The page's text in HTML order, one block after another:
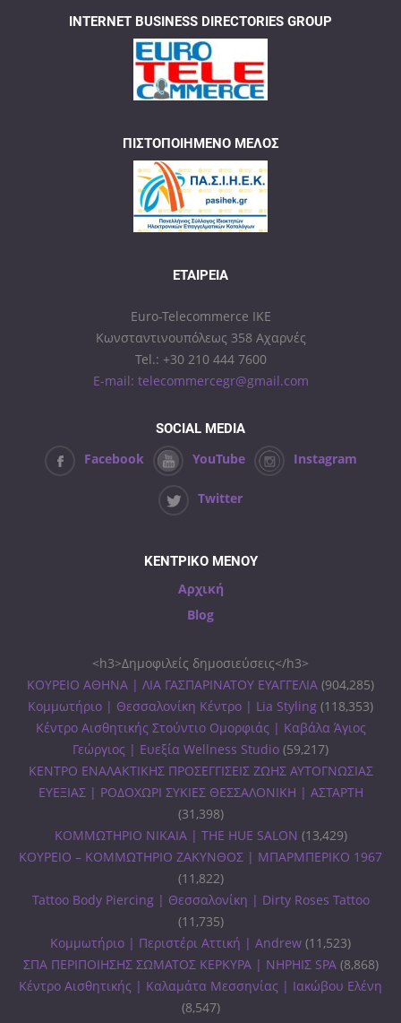
INTERNET BUSINESS DIRECTORIES GROUP
ΠΙΣΤΟΠΟΙΗΜΈΝΟ ΜΈΛΟΣ
ΕΤΑΙΡΕΊΑ
Euro-Telecommerce IKE
Κωνσταντινουπόλεως 358 Αχαρνές
Tel.: +30 210 444 7600
E-mail: telecommercegr@gmail.com
SOCIAL MEDIA
Facebook YouTube Instagram
Twitter
ΚΕΝΤΡΙΚΟ ΜΕΝΟΥ
Αρχική
Blog
<h3>Δημοφιλείς δημοσιεύσεις</h3>
ΚΟΥΡΕΙΟ ΑΘΗΝΑ | ΛΙΑ ΓΑΣΠΑΡΙΝΑΤΟΥ ΕΥΑΓΓΕΛΙΑ (904,285)
Κομμωτήριο | Θεσσαλονίκη Κέντρο | Lia Styling (118,353)
Κέντρο Αισθητικής Στούντιο Ομορφιάς | Καβάλα Άγιος
Γεώργιος | Ευεξία Wellness Studio (59,217)
ΚΕΝΤΡΟ ΕΝΑΛΑΚΤΙΚΗΣ ΠΡΟΣΕΓΓΙΣΕΙΣ ΖΩΗΣ ΑΥΤΟΓΝΩΣΙΑΣ
ΕΥΕΞΙΑΣ | ΡΟΔΟΧΩΡΙ ΣΥΚΙΕΣ ΘΕΣΣΑΛΟΝΙΚΗ | ΑΣΤΑΡΤΗ
(31,398)
ΚΟΜΜΩΤΗΡΙΟ ΝΙΚΑΙΑ | THE HUE SALON (13,429)
ΚΟΥΡΕΙΟ – ΚΟΜΜΩΤΗΡΙΟ ΖΑΚΥΝΘΟΣ | ΜΠΑΡΜΠΕΡΙΚΟ 1967
(11,822)
Tattoo Body Piercing | Θεσσαλονίκη | Dirty Roses Tattoo
(11,735)
Κομμωτήριο | Περιστέρι Αττική | Andrew (11,523)
ΣΠΑ ΠΕΡΙΠΟΙΗΣΗΣ ΣΩΜΑΤΟΣ ΚΕΡΚΥΡΑ | ΝΗΡΗΙΣ SPA (8,868)
Κέντρο Αισθητικής | Καλαμάτα Μεσσηνίας | Ιακώβου Ελένη
(8,547)